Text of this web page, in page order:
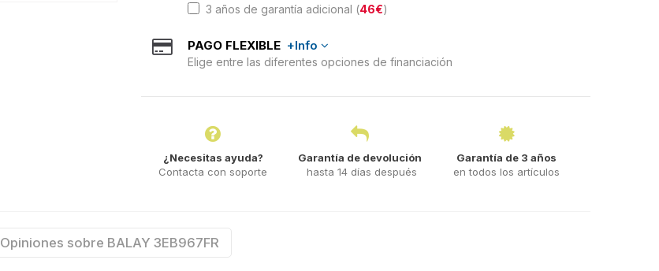
3 años de garantía adicional (46€)
PAGO FLEXIBLE +Info
Elige entre las diferentes opciones de financiación
¿Necesitas ayuda?
Contacta con soporte
Garantía de devolución
hasta 14 días después
Garantía de 3 años
en todos los artículos
Opiniones sobre BALAY 3EB967FR